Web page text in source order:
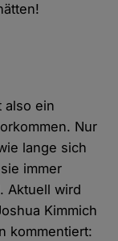
also ein
Nur
lange sich
immer
Aktuell wird
Kimmich
kommentiert: